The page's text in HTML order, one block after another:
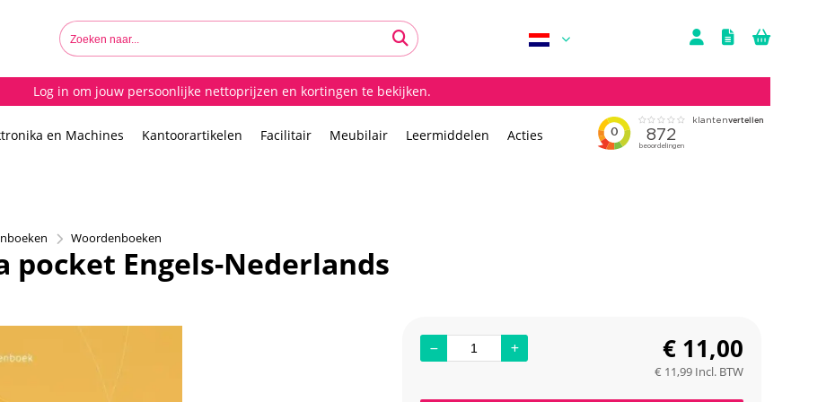
Log in om jouw persoonlijke nettoprijzen en kortingen te bekijken.
en Machines Kantoorartikelen Facilitair Meubilair Leermiddelen Acties
Woordenboeken
pocket Engels-Nederlands
€ 11,00
€ 11,99 Incl. BTW